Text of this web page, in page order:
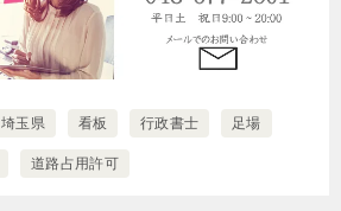
埼玉県 看板 行政書士 足場
道路占用許可